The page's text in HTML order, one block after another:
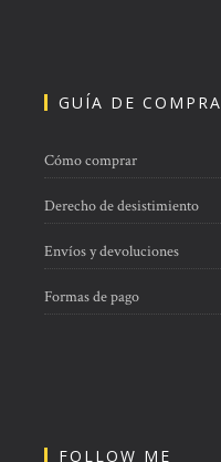
GUÍA DE COMPRA
Cómo comprar
Derecho de desistimiento
Envíos y devoluciones
Formas de pago
FOLLOW ME